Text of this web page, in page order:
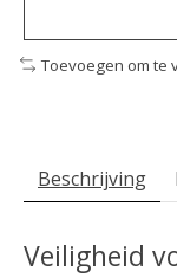
Toevoegen om te
Beschrijving
Veiligheid